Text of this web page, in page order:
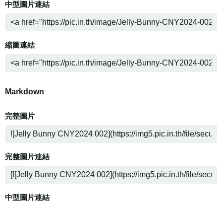
中型圖片連結
縮圖連結
Markdown
完整圖片
完整圖片連結
中型圖片連結